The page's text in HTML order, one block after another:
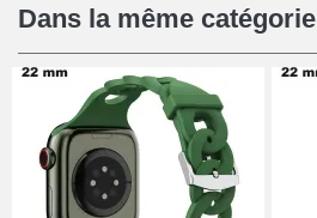
Dans la même catégorie